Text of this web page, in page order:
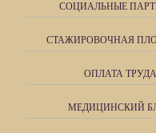
СОЦИАЛЬНЫЕ
СТАЖИРОВОЧНАЯ
ОПЛАТА ТРУДА
МЕДИЦИНСКИЙ